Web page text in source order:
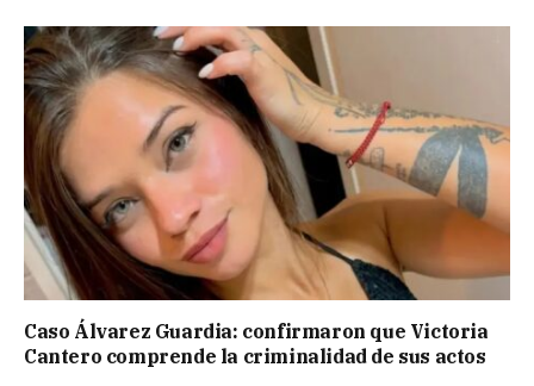
Caso Álvarez Guardia: confirmaron que Victoria
Cantero comprende la criminalidad de sus actos